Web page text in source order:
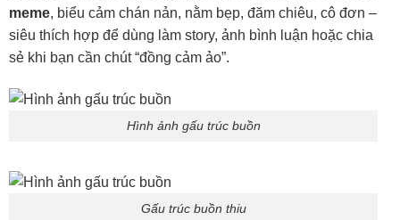
meme, biểu cảm chán nản, nằm bẹp, đăm chiêu, cô đơn –
siêu thích hợp để dùng làm story, ảnh bình luận hoặc chia
sẻ khi bạn cần chút “đồng cảm ảo”.
Hình ảnh gấu trúc buồn
Gấu trúc buồn thiu